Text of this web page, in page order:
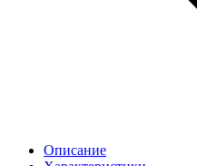
Описание